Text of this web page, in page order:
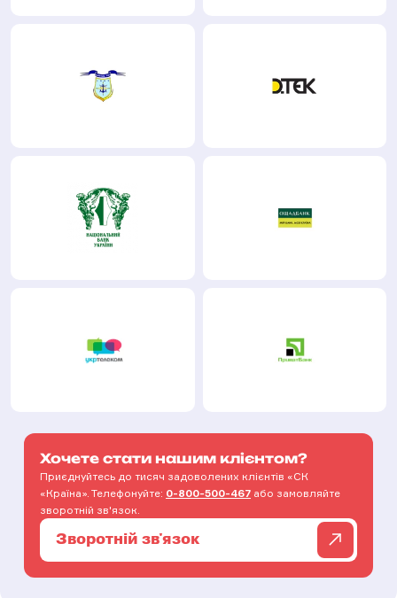
Хочете стати нашим клієнтом?
Приєднуйтесь до тисяч задоволених клієнтів «СК
«Країна». Телефонуйте: 0-800-500-467 або замовляйте
зворотній зв'язок.
Зворотній зв'язок